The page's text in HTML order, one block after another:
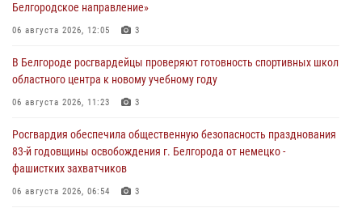
Белгородское направление»
06 августа 2026, 12:05 3
В Белгороде росгвардейцы проверяют готовность спортивных школ
областного центра к новому учебному году
06 августа 2026, 11:23 3
Росгвардия обеспечила общественную безопасность празднования
83-й годовщины освобождения г. Белгорода от немецко -
фашистких захватчиков
06 августа 2026, 06:54 3